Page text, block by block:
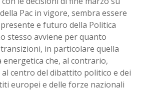
Pac in vigore, sembra essere
e futuro della Politica
stesso avviene per quanto
in particolare quella
energetica che, al contrario,
centro del dibattito politico e dei
europei e delle forze nazionali